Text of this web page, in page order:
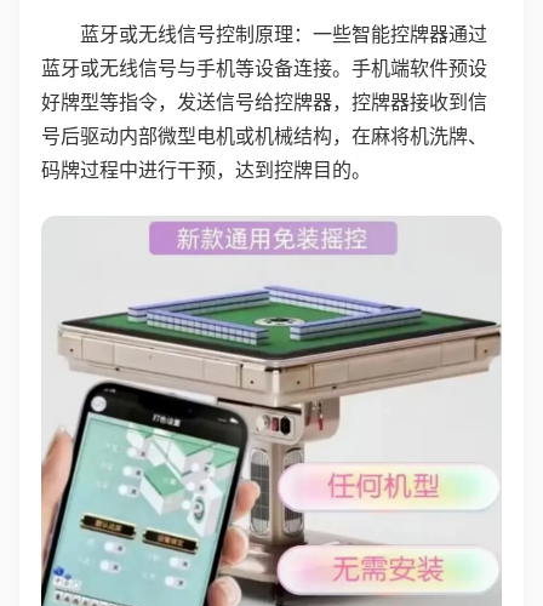
蓝牙或无线信号控制原理：一些智能控牌器通过
蓝牙或无线信号与手机等设备连接。手机端软件预设
好牌型等指令，发送信号给控牌器，控牌器接收到信
号后驱动内部微型电机或机械结构，在麻将机洗牌、
码牌过程中进行干预，达到控牌目的。